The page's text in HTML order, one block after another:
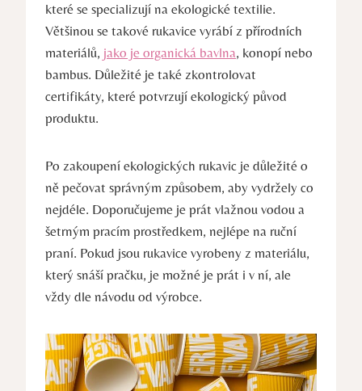
které se specializují na ⁢ekologické textilie.
Většinou se‍ takové rukavice vyrábí z přírodních
materiálů, jako je organická bavlna, konopí nebo
bambus. Důležité je také zkontrolovat
certifikáty, které potvrzují ekologický původ⁣
produktu.
Po zakoupení‍ ekologických rukavic je důležité o
⁢ně pečovat správným způsobem, aby vydržely co
nejdéle. Doporučujeme je prát vlažnou vodou a
šetrným pracím prostředkem, nejlépe na ruční
praní. Pokud jsou rukavice vyrobeny z materiálu, ​
který snáší ‍pračku, je možné je prát i v ní, ale
vždy dle návodu od‌ výrobce.